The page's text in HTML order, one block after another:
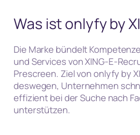
Was ist onlyfy by
Die Marke bündelt
und Services von XING-E-
Prescreen. Ziel von onlyfy by
deswegen, Unternehmen
effizient bei der Suche nach
unterstützen.